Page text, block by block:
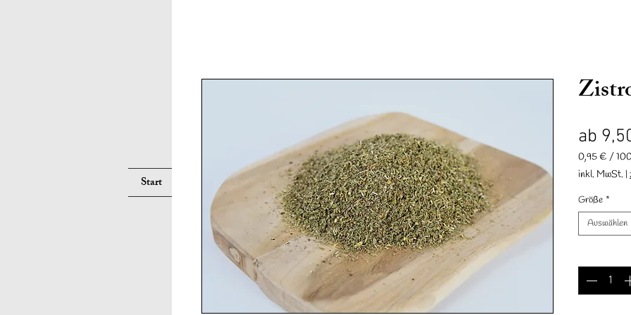
Start Services Pferd Hund Accessoires Geschenkkarte Reit & Fahrverein
ab
0,95 € /
0,95 €
pro
100
Gramm
inkl. MwSt.|
Größe *
Auswählen